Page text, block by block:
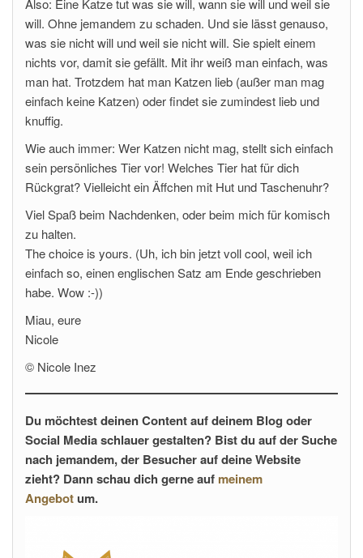
will. Ohne jemandem zu schaden. Und sie lässt genauso,
was sie nicht will und weil sie nicht will. Sie spielt einem
nichts vor, damit sie gefällt. Mit ihr weiß man einfach, was
man hat. Trotzdem hat man Katzen lieb (außer man mag
einfach keine Katzen) oder findet sie zumindest lieb und
knuffig.
Wie auch immer: Wer Katzen nicht mag, stellt sich einfach
sein persönliches Tier vor! Welches Tier hat für dich
Rückgrat? Vielleicht ein Äffchen mit Hut und Taschenuhr?
Viel Spaß beim Nachdenken, oder beim mich für komisch
zu halten.
The choice is yours. (Uh, ich bin jetzt voll cool, weil ich
einfach so, einen englischen Satz am Ende geschrieben
habe. Wow :-))
Miau, eure
Nicole
© Nicole Inez
Du möchtest deinen Content auf deinem Blog oder
Social Media schlauer gestalten? Bist du auf der Suche
nach jemandem, der Besucher auf deine Website
zieht? Dann schau dich gerne auf meinem
Angebotum.